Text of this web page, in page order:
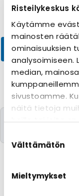
Risteilykeskus
Käytämme
mainosten
ominaisuuksien
analysoimiseen.
median,
sivustoamme.
näitä tietoja
valinta
Välttämätön
Mieltymykset